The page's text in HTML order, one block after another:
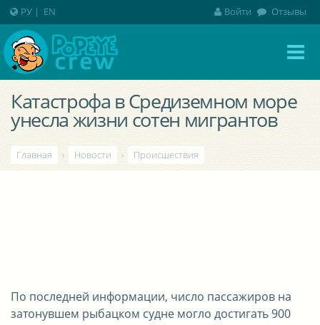
Катастрофа в Средиземном море
унесла жизни сотен мигрантов
Главная › Новости › Происшествия
По последней информации, число пассажиров на
затонувшем рыбацком судне могло достигать 900
РУ | EN Войти Отзывы